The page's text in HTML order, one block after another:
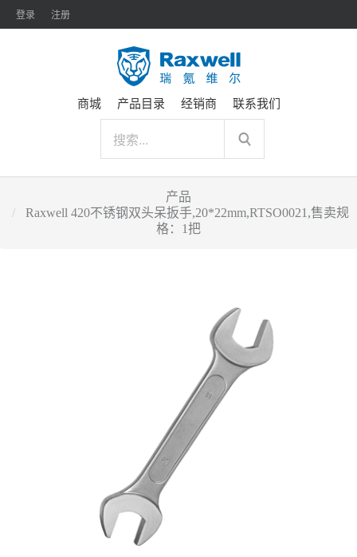
登录 注册
商城 产品目录 经销商 联系我们
产品
Raxwell 420不锈钢双头呆扳手,20*22mm,RTSO0021,售卖规
格：1把